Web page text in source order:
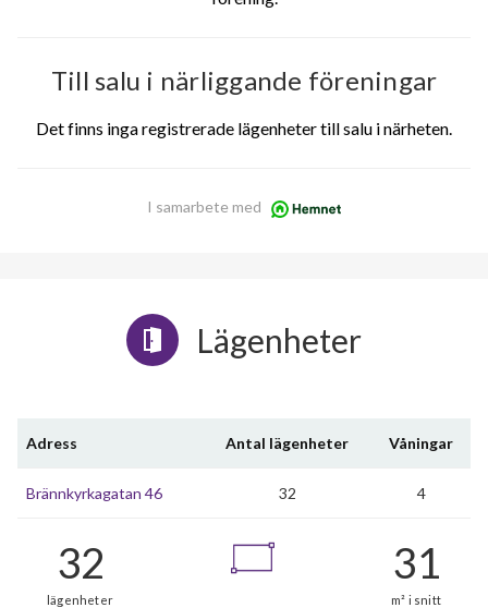
Till salu i närliggande föreningar
Det finns inga registrerade lägenheter till salu i närheten.
I samarbete med
Lägenheter
Adress Antal lägenheter Våningar
Brännkyrkagatan 46 32 4